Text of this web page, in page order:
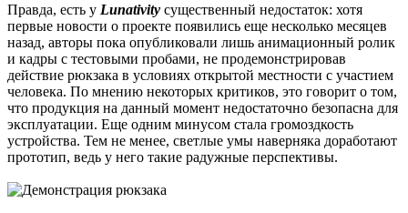
Правда, есть у Lunativity существенный недостаток: хотя
первые новости о проекте появились еще несколько месяцев
назад, авторы пока опубликовали лишь анимационный ролик
и кадры с тестовыми пробами, не продемонстрировав
действие рюкзака в условиях открытой местности с участием
человека. По мнению некоторых критиков, это говорит о том,
что продукция на данный момент недостаточно безопасна для
эксплуатации. Еще одним минусом стала громоздкость
устройства. Тем не менее, светлые умы наверняка доработают
прототип, ведь у него такие радужные перспективы.